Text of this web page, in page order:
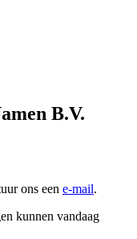
B.V.
ons een e-mail.
kunnen vandaag